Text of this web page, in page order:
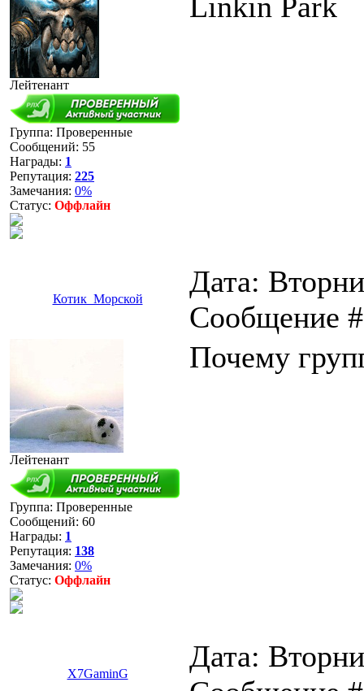
Лейтенант
Группа: Проверенные
Сообщений: 55
Награды: 1
Репутация: 225
Замечания: 0%
Статус: Оффлайн
Котик_Морской
Дата:
Сообщение
Лейтенант
Группа: Проверенные
Сообщений: 60
Награды: 1
Репутация: 138
Замечания: 0%
Статус: Оффлайн
Почему
X7GaminG
Дата: